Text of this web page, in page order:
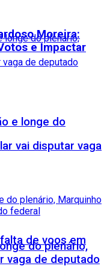
e longe do
vai disputar vaga
de voos em
Moreira:
e Impactar
do plenário,
vaga de deputado